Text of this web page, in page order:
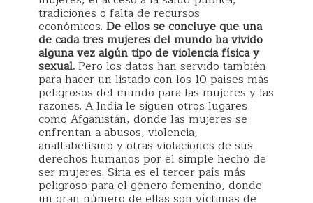
tradiciones o falta de recursos
económicos. De ellos se concluye que una
de cada tres mujeres del mundo ha vivido
alguna vez algún tipo de violencia física y
sexual.Pero los datos han servido también
para hacer un listado con los 10 países más
peligrosos del mundo para las mujeres y las
razones. A India le siguen otros lugares
como Afganistán, donde las mujeres se
enfrentan a abusos, violencia,
analfabetismo y otras violaciones de sus
derechos humanos por el simple hecho de
ser mujeres. Siria es el tercer país más
peligroso para el género femenino, donde
un gran número de ellas son víctimas de